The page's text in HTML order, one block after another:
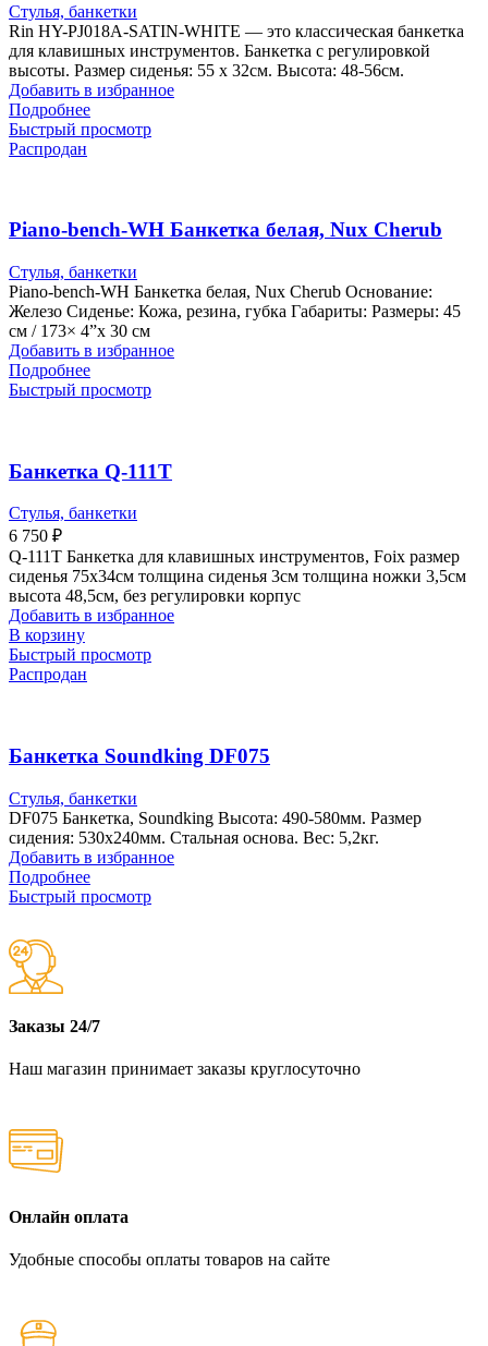
Стулья, банкетки
Rin HY-PJ018A-SATIN-WHITE — это классическая банкетка
для клавишных инструментов. Банкетка с регулировкой
высоты. Размер сиденья: 55 х 32см. Высота: 48-56см.
Добавить в избранное
Подробнее
Быстрый просмотр
Распродан
Piano-bench-WH Банкетка белая, Nux Cherub
Стулья, банкетки
Piano-bench-WH Банкетка белая, Nux Cherub Основание:
Железо Сиденье: Кожа, резина, губка Габариты: Размеры: 45
см / 173× 4”x 30 см
Добавить в избранное
Подробнее
Быстрый просмотр
Банкетка Q-111T
Стулья, банкетки
6 750 ₽
Q-111T Банкетка для клавишных инструментов, Foix размер
сиденья 75х34см толщина сиденья 3см толщина ножки 3,5см
высота 48,5см, без регулировки корпус
Добавить в избранное
В корзину
Быстрый просмотр
Распродан
Банкетка Soundking DF075
Стулья, банкетки
DF075 Банкетка, Soundking Высота: 490-580мм. Размер
сидения: 530х240мм. Стальная основа. Вес: 5,2кг.
Добавить в избранное
Подробнее
Быстрый просмотр
Заказы 24/7
Наш магазин принимает заказы круглосуточно
Онлайн оплата
Удобные способы оплаты товаров на сайте